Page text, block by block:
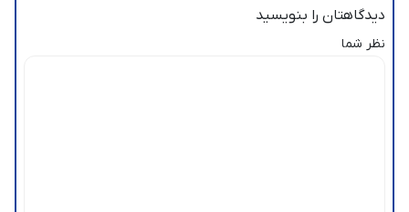
دیدگاهتان را بنویسید
نظر شما